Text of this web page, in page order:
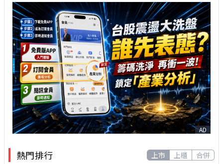
AD
熱門排行 上市 上櫃 合併